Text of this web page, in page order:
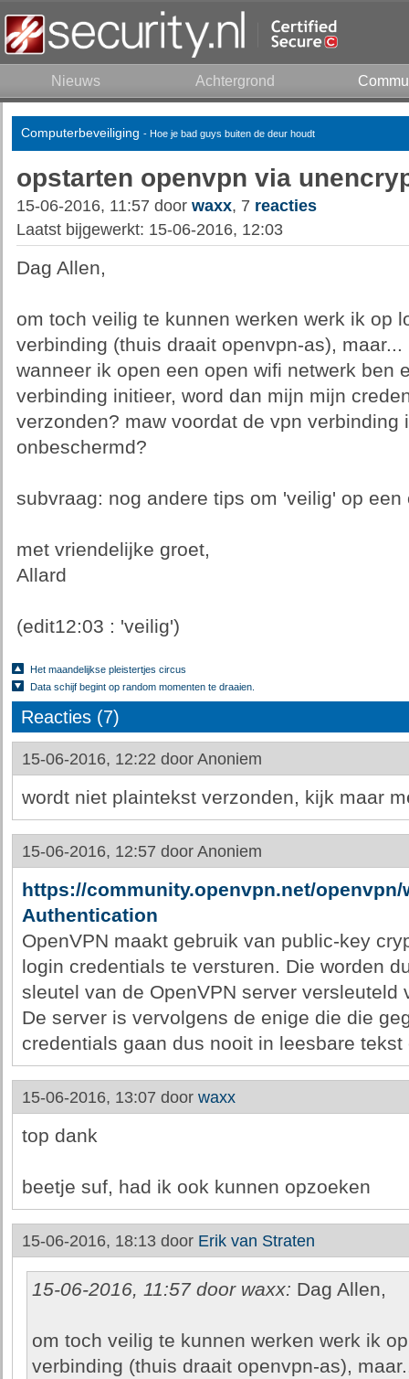
Nieuws Achtergrond
Computerbeveiliging - Hoe je bad guys buiten de deur houdt
opstarten openvpn via
15-06-2016, 11:57 door waxx, 7 reacties
Laatst bijgewerkt: 15-06-2016, 12:03
Dag Allen,
om toch veilig te kunnen werken werk ik op
verbinding (thuis draait openvpn-as), maar...
wanneer ik open een open wifi netwerk ben
verbinding initieer, word dan mijn mijn
verzonden? maw voordat de vpn
onbeschermd?
subvraag: nog andere tips om 'veilig' op
met vriendelijke groet,
Allard
(edit12:03 : 'veilig')
Het maandelijkse pleistertjes circus
Data schijf begint op random momenten te draaien.
Reacties (7)
15-06-2016, 12:22 door Anoniem
wordt niet plaintekst verzonden, kijk maar
15-06-2016, 12:57 door Anoniem
https://community.openvpn.net/
Authentication
OpenVPN maakt gebruik van public-key
login credentials te versturen. Die worden
sleutel van de OpenVPN server versleuteld
De server is vervolgens de enige die die
credentials gaan dus nooit in leesbare
15-06-2016, 13:07 door waxx
top dank
beetje suf, had ik ook kunnen opzoeken
15-06-2016, 18:13 door Erik van Straten
15-06-2016, 11:57 door waxx: Dag Allen,
om toch veilig te kunnen werken werk ik
verbinding (thuis draait openvpn-as),